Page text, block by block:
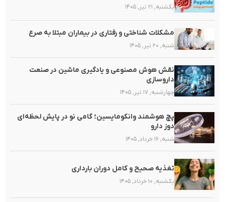
یکشنبه, ۲۱ تیر, ۱۴۰۵
مشکلات شناختی و رفتاری در بیماران مبتلا به صرع
شنبه, ۲۰ تیر, ۱۴۰۵
نقش هوش مصنوعی و یادگیری ماشین در صنعت
داروسازی
چهارشنبه, ۱۷ تیر, ۱۴۰۵
پچ هوشمند وانکومایسین؛ گامی نو در پایش لحظه‌ای
دوز دارو
شنبه, ۱۶ خرداد, ۱۴۰۵
تغذیه صحیح و کامل دوران بارداری
یکشنبه, ۱۰ خرداد, ۱۴۰۵